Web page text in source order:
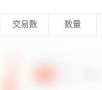
交易数 数量